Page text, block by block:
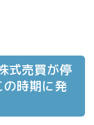
式売買が停
時期に発